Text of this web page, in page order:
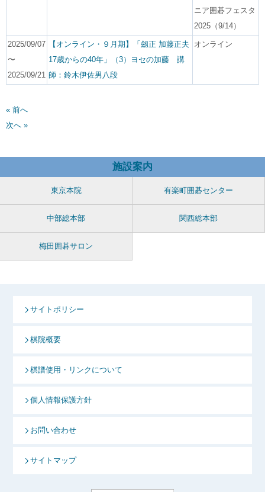
ニア囲碁フェスタ
2025（9/14）
2025/09/07
〜
2025/09/21
【オンライン・９月期】「劔正 加藤正夫
17歳からの40年」（3）ヨセの加藤 講
師：鈴木伊佐男八段
オンライン
« 前へ
次へ »
施設案内
東京本院 有楽町囲碁センター
中部総本部 関西総本部
梅田囲碁サロン
サイトポリシー
棋院概要
棋譜使用・リンクについて
個人情報保護方針
お問い合わせ
サイトマップ